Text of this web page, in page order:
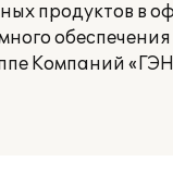
продуктов в
Компаний